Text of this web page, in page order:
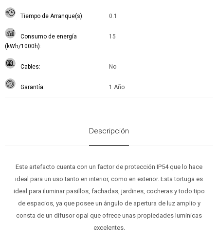
Tiempo de Arranque(s) 0.1
Consumo de energía
(kWh/1000h)
15
Cables No
Garantía 1 Año
Descripción
Este artefacto cuenta con un factor de protección IP54 que lo hace
ideal para un uso tanto en interior, como en exterior. Esta tortuga es
ideal para iluminar pasillos, fachadas, jardines, cocheras y todo tipo
de espacios, ya que posee un ángulo de apertura de luz amplio y
consta de un difusor opal que ofrece unas propiedades lumínicas
excelentes.